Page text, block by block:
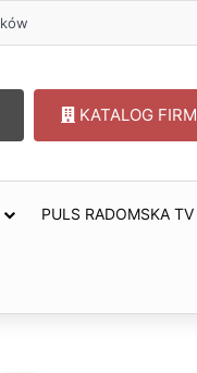
KATALOG FIRM
PULS RADOMSKA TV